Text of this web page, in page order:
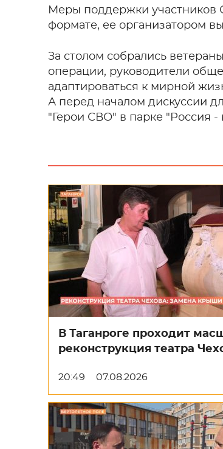
Меры поддержки участников
формате, ее организатором
За столом собрались
операции, руководители
адаптироваться к мирной
А перед началом дискуссии
"Герои СВО" в парке "Россия -
В Таганроге проходит
реконструкция театра
20:49 07.08.2026